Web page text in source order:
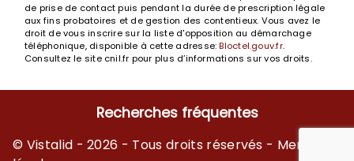
de prise de contact puis pendant la durée de prescription légale
aux fins probatoires et de gestion des contentieux. Vous avez le
droit de vous inscrire sur la liste d'opposition au démarchage
téléphonique, disponible à cette adresse:Bloctel.gouv.fr.
Consultez le site cnil.fr pour plus d’informations sur vos droits.
Recherches fréquentes
© Vistalid - 2026 - Tous droits réservés - Mentions